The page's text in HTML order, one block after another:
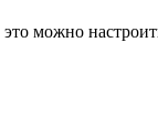
можно